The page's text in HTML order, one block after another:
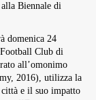
Biennale di
domenica 24
Club di
all’omonimo
2016), utilizza la
e il suo impatto